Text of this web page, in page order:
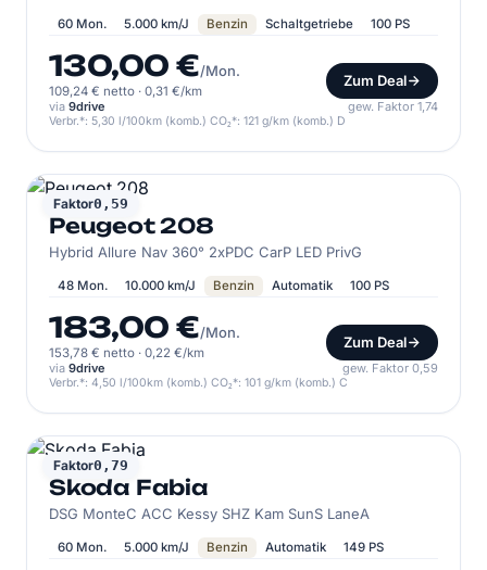
60 Mon. 5.000 km/J Benzin Schaltgetriebe 100 PS
130,00 €/Mon.
109,24 € netto · 0,31 €/km
Zum Deal
via 9drive gew. Faktor 1,74
Verbr.*: 5,30 l/100km (komb.) CO₂*: 121 g/km (komb.) D
Faktor0,59
PEUGEOT
Peugeot 208
Hybrid Allure Nav 360° 2xPDC CarP LED PrivG
48 Mon. 10.000 km/J Benzin Automatik 100 PS
183,00 €/Mon.
153,78 € netto · 0,22 €/km
Zum Deal
via 9drive gew. Faktor 0,59
Verbr.*: 4,50 l/100km (komb.) CO₂*: 101 g/km (komb.) C
Faktor0,79
SKODA
Skoda Fabia
DSG MonteC ACC Kessy SHZ Kam SunS LaneA
60 Mon. 5.000 km/J Benzin Automatik 149 PS